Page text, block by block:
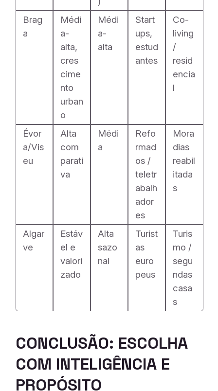
Brag
a
Médi
a-
alta,
cres
cime
nto
urban
o
Médi
a-
alta
Start
ups,
estud
antes
Co-
living
/
resid
encia
l
Évor
a/Vis
eu
Alta
com
parati
va
Médi
a
Refo
rmad
os /
teletr
abalh
ador
es
Mora
dias
reabil
itada
s
Algar
ve
Estáv
el e
valori
zado
Alta
sazo
nal
Turist
as
euro
peus
Turis
mo /
segu
ndas
casa
s
CONCLUSÃO: ESCOLHA
COM INTELIGÊNCIA E
PROPÓSITO